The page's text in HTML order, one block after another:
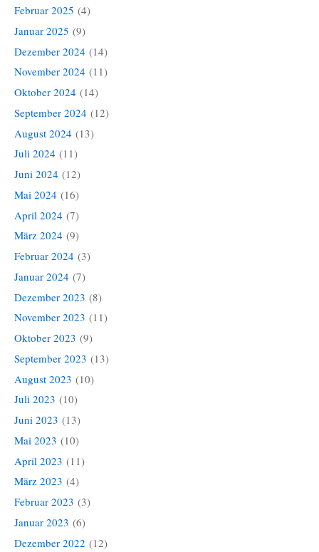
Februar 2025 (4)
Januar 2025 (9)
Dezember 2024 (14)
November 2024 (11)
Oktober 2024 (14)
September 2024 (12)
August 2024 (13)
Juli 2024 (11)
Juni 2024 (12)
Mai 2024 (16)
April 2024 (7)
März 2024 (9)
Februar 2024 (3)
Januar 2024 (7)
Dezember 2023 (8)
November 2023 (11)
Oktober 2023 (9)
September 2023 (13)
August 2023 (10)
Juli 2023 (10)
Juni 2023 (13)
Mai 2023 (10)
April 2023 (11)
März 2023 (4)
Februar 2023 (3)
Januar 2023 (6)
Dezember 2022 (12)